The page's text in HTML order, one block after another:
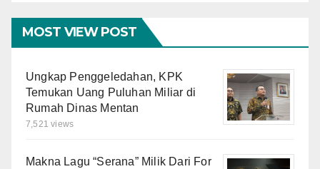
MOST VIEW POST
Ungkap Penggeledahan, KPK
Temukan Uang Puluhan Miliar di
Rumah Dinas Mentan
7,521 views
Makna Lagu “Serana” Milik Dari For